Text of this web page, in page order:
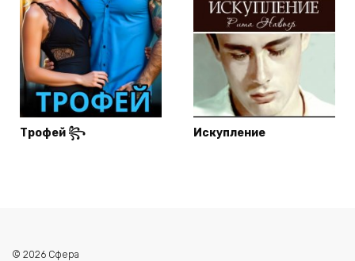
Трофей ꧂ Искупление
© 2026 Сфера